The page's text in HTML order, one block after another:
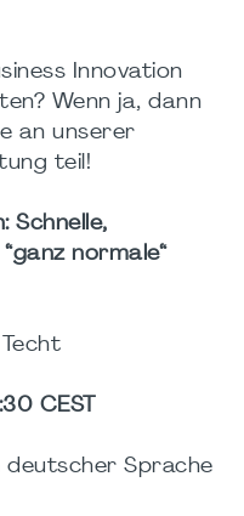
Innovation
Wenn ja, dann
an unserer
teil!
Schnelle,
normale“
CEST
Sprache